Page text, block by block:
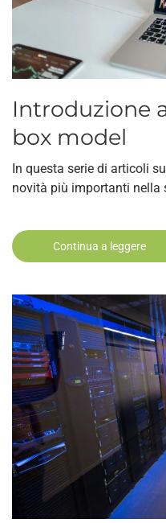
Introduzione
box model
In questa serie di articoli
novità più importanti nella
Continua a leggere